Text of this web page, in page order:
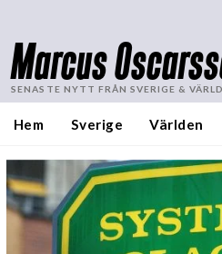
Marcus
SENASTE NYTT FRÅN SVERIGE &
Hem Sverige Världen